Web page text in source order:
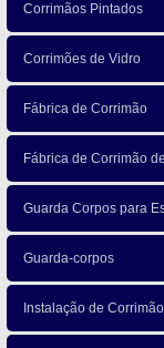
Corrimãos Pintados
Corrimões de Vidro
Fábrica de Corrimão
Fábrica de Corrimão
Guarda Corpos para
Guarda-corpos
Instalação de